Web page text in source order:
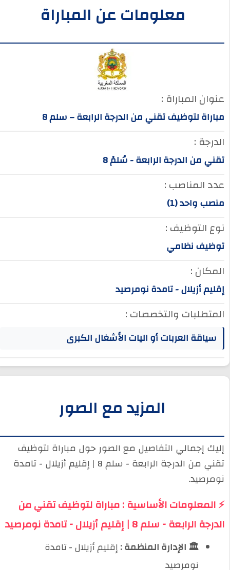
معلومات عن المباراة
عنوان المباراة :
مباراة لتوظيف تقني من الدرجة الرابعة – سلم 8
الدرجة :
تقني من الدرجة الرابعة - سُلمْ 8
عدد المناصب :
منصب واحد (1)
نوع التوظيف :
توظيف نظامي
المكان :
إقليم أزيلال - تامدة نومرصيد
المتطلبات والتخصصات :
سياقة العربات أو اليات الأشغال الكبرى
المزيد مع الصور
إليك إجمالي التفاصيل مع الصور حول مباراة لتوظيف
تقني من الدرجة الرابعة - سلم 8 | إقليم أزيلال - تامدة
نومرصيد.
⚡ المعلومات الأساسية : مباراة لتوظيف تقني من
الدرجة الرابعة - سلم 8 | إقليم أزيلال - تامدة نومرصيد
🏛️ الإدارة المنظمة :إقليم أزيلال - تامدة
نومرصيد